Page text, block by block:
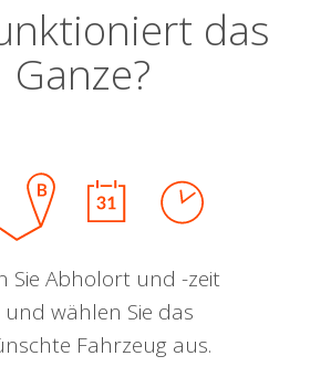
das
Ganze?
Sie Abholort und -zeit
und wählen Sie das
Fahrzeug aus.